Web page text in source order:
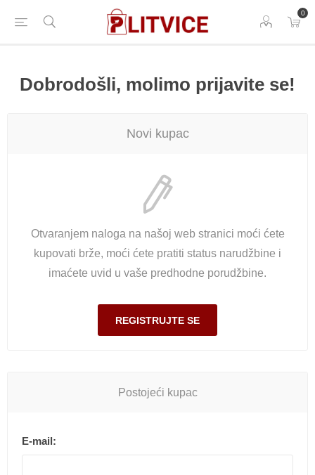
0
Dobrodošli, molimo prijavite se!
Novi kupac
Otvaranjem naloga na našoj web stranici moći ćete
kupovati brže, moći ćete pratiti status narudžbine i
imaćete uvid u vaše predhodne porudžbine.
Postojeći kupac
E-mail: